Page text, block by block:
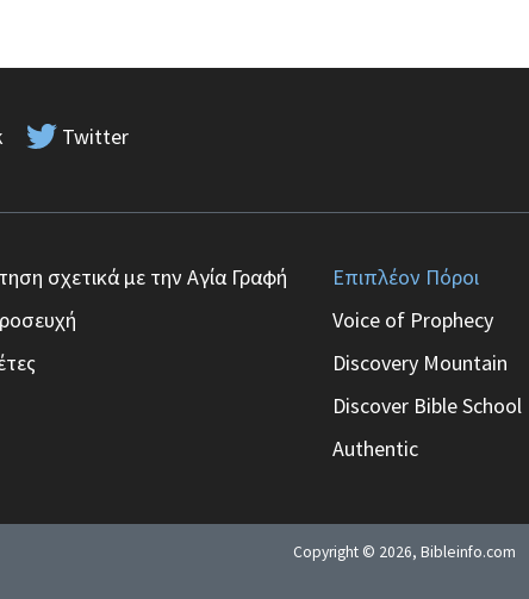
Twitter
σχετικά με την Αγία Γραφή
Επιπλέον Πόροι
Voice of Prophecy
Discovery Mountain
Discover Bible School
Authentic
Copyright © 2026, Bibleinfo.com